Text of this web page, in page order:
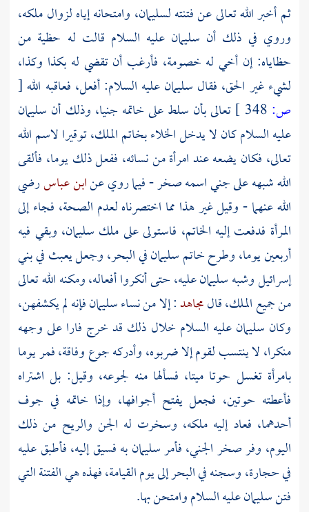
ثم أخبر الله تعالى عن فتنتهلسليمان، وامتحانه إياه لزوال ملكه،
وروي في ذلك أن سليمان عليه السلام قالت له حظية من
حظاياه: إن أخي له خصومة، فأرغب أن تقضي له بكذا وكذا،
لشيء غير الحق، فقال سليمانعليه السلام: أفعل، فعاقبه الله[
ص:
تعالى بأن سلط على خاتمه جنيا، وذلك أن سليمان
عليه السلام كان لا يدخل الخلاء بخاتم الملك، توقيرا لاسم الله
تعالى، فكان يضعه عند امرأة من نسائه، ففعل ذلك يوما، فألقى
الله شبهه على جني اسمه صخر - فيما روي عنابن عباسرضي
الله عنهما - وقيل غير هذا مما اختصرناه لعدم الصحة، فجاء إلى
المرأة فدفعت إليه الخاتم، فاستولى على ملك سليمان، وبقي فيه
أربعين يوما، وطرح خاتمسليمانفي البحر، وجعل يعبث في بني
إسرائيل وشبهسليمانعليه، حتى أنكروا أفعاله، ومكنه الله تعالى
من جميع الملك، قالمجاهد: إلا من نساءسليمانفإنه لم يكشفهن،
وكان سليمانعليه السلام خلال ذلك قد خرج فارا على وجهه
منكرا، لا ينتسب لقوم إلا ضربوه، وأدركه جوع وفاقة، فمر يوما
بامرأة تغسل حوتا ميتا، فسألها منه لجوعه، وقيل: بل اشتراه
فأعطته حوتين، فجعل يفتح أجوافها، وإذا خاتمه في جوف
أحدهما، فعاد إليه ملكه، وسخرت له الجن والريح من ذلك
اليوم، وفر صخر الجني، فأمرسليمانبه فسيق إليه، فأطبق عليه
في حجارة، وسجنه في البحر إلى يوم القيامة، فهذه هي الفتنة التي
فتنسليمانعليه السلام وامتحن بها.